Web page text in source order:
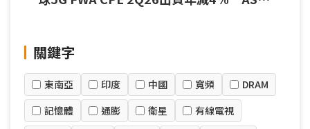
關鍵字
東南亞 印度 中國 寬頻
DRAM
記憶體
通膨 衛星
有線電視